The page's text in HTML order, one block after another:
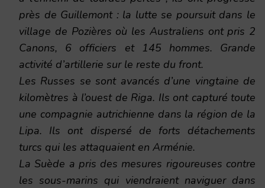
près de Guillemont : la lutte se poursuit dans le
village de Pozières où les Australiens ont pris 2
Canons, 6 officiers et 145 hommes. Grande
activité d’artillerie sur le reste du front.
Les Russes se sont avancés d’une vingtaine de
kilomètres à l’ouest de Riga. Ils ont capturé toute
une compagnie autrichienne dans la région de la
Lipa. Ils ont dispersé de forts détachements
turcs qui les attaquaient en Arménie.
La Suède a pris des mesures rigoureuses contre
les sous-marins qui viendraient naviguer dans